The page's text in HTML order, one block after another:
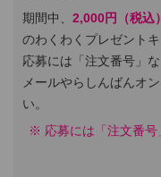
期間中、 2,000円（税込
のわくわくプレゼント
応募には「注文番号」
メールやらしんばんオ
い。
応募には「注文番号